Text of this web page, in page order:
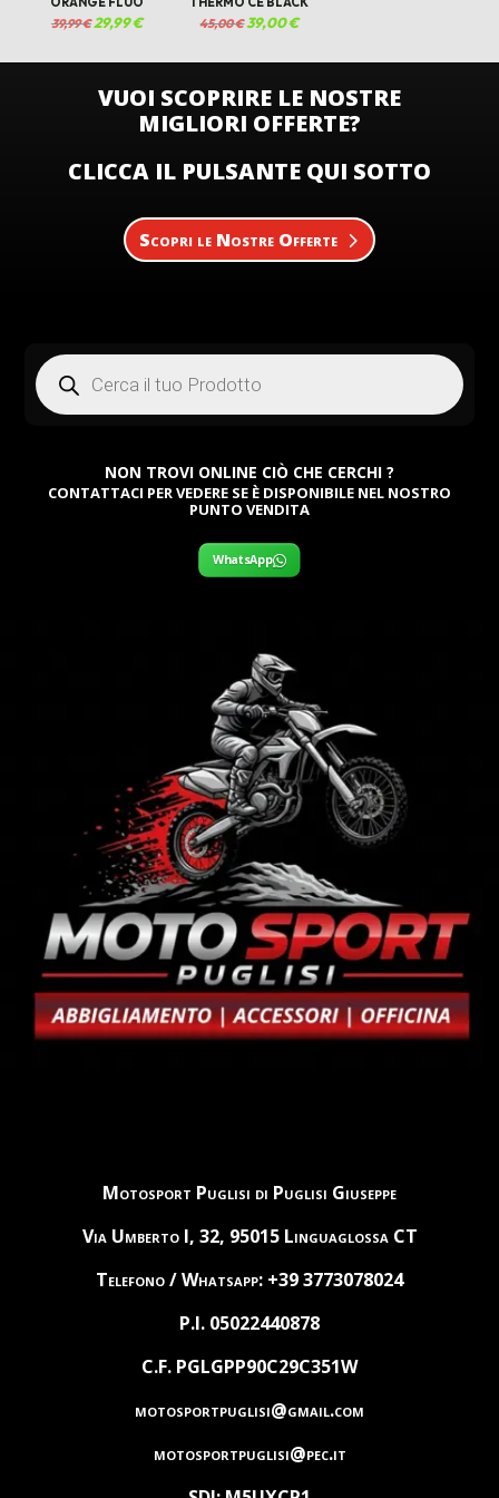
39,99€Il
prezzo
39,99 €.
29,99€Il
prezzo
29,99 €.
45,00€ Il
prezzo
45,00 €.
39,00€Il
prezzo
39,00 €.
VUOI SCOPRIRE LE NOSTRE
MIGLIORI OFFERTE?
CLICCA IL PULSANTE QUI SOTTO
Scopri le Nostre Offerte
Products
search
NON TROVI ONLINE CIÒ CHE CERCHI ?
CONTATTACI PER VEDERE SE È DISPONIBILE NEL NOSTRO
PUNTO VENDITA
WhatsApp
Motosport Puglisi di Puglisi Giuseppe
Via Umberto I, 32, 95015 Linguaglossa CT
Telefono / Whatsapp: +39 3773078024
P.I. 05022440878
C.F. PGLGPP90C29C351W
motosportpuglisi@gmail.com
motosportpuglisi@pec.it